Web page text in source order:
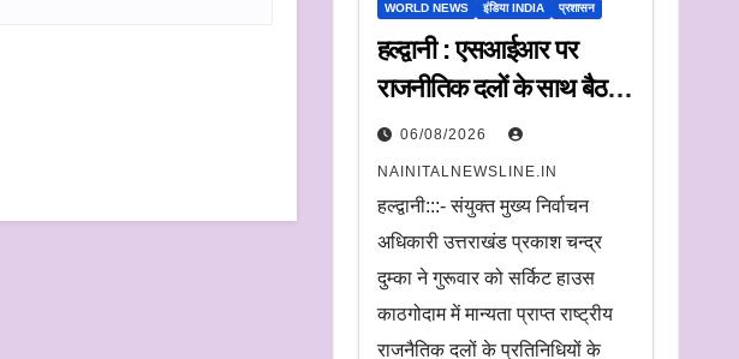
WORLD NEWS
इंडिया INDIA प्रशासन
हल्द्वानी : एसआईआर पर
राजनीतिक दलों के साथ बैठक,
संयुक्त मुख्य निर्वाचन अधिकारी
ने सुनी आपत्तियां
06/08/2026
NAINITALNEWSLINE.IN
हल्द्वानी:::- संयुक्त मुख्य निर्वाचन
अधिकारी उत्तराखंड प्रकाश चन्द्र
दुम्का ने गुरूवार को सर्किट हाउस
काठगोदाम में मान्यता प्राप्त राष्ट्रीय
राजनैतिक दलों के प्रतिनिधियों के